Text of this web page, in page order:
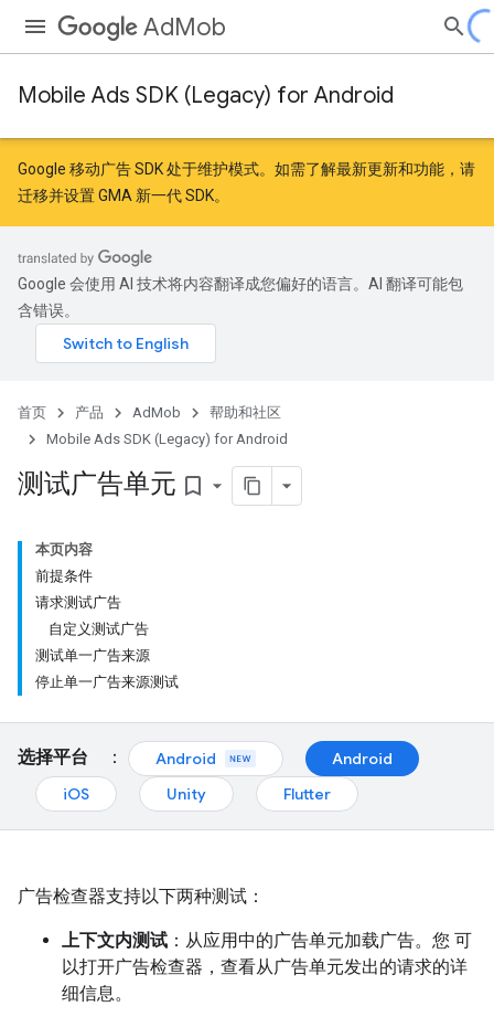
AdMob
Mobile Ads SDK (Legacy) for Android
Google 移动广告 SDK 处于维护模式。如需了解最新更新和功能，请
迁移并设置 GMA 新一代 SDK。
Google 会使用 AI 技术将内容翻译成您偏好的语言。AI 翻译可能包
含错误。
首页 产品 AdMob
帮助和社区
Mobile Ads SDK (Legacy) for Android
测试广告单元 bookmark_border
本页内容
前提条件
请求测试广告
自定义测试广告
测试单一广告来源
停止单一广告来源测试
选择平台 ： Android
Android
iOS
Unity Flutter
广告检查器支持以下两种测试：
上下文内测试 ：从应用中的广告单元加载广告。您 可
以打开广告检查器，查看从广告单元发出的请求的详
细信息。